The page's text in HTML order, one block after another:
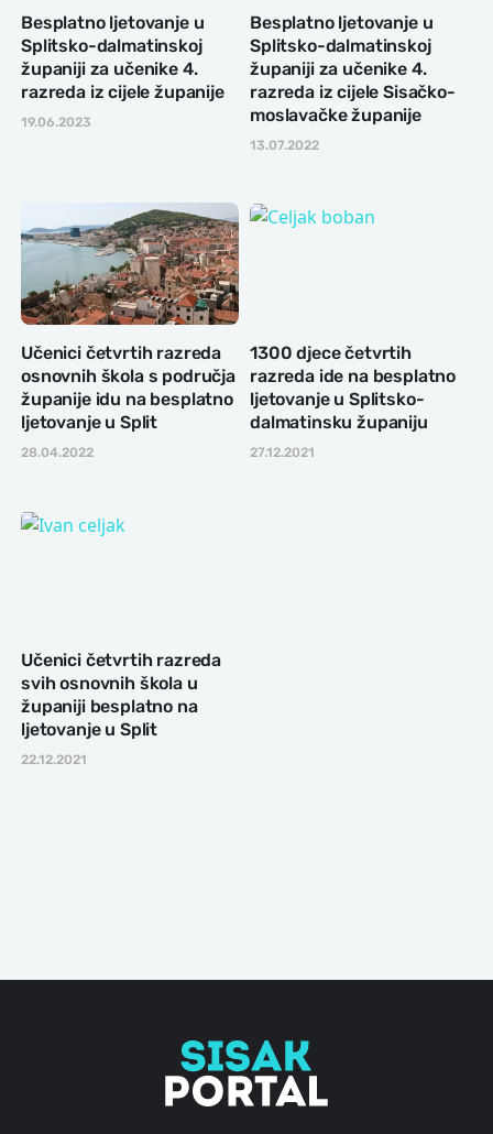
Besplatno ljetovanje u
Splitsko-dalmatinskoj
županiji za učenike 4.
razreda iz cijele županije
19.06.2023
Besplatno ljetovanje u
Splitsko-dalmatinskoj
županiji za učenike 4.
razreda iz cijele Sisačko-
moslavačke županije
13.07.2022
Učenici četvrtih razreda
osnovnih škola s područja
županije idu na besplatno
ljetovanje u Split
28.04.2022
1300 djece četvrtih
razreda ide na besplatno
ljetovanje u Splitsko-
dalmatinsku županiju
27.12.2021
Učenici četvrtih razreda
svih osnovnih škola u
županiji besplatno na
ljetovanje u Split
22.12.2021